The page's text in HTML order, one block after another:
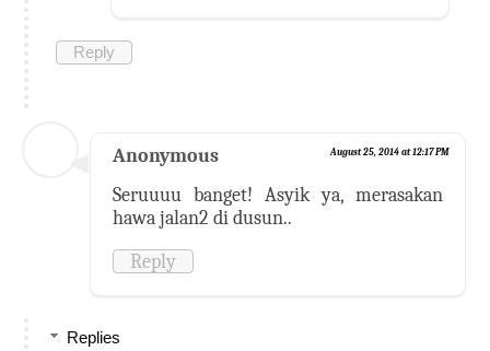
Reply
Anonymous August 25, 2014 at 12:17 PM
Seruuuu banget! Asyik ya, merasakan
hawa jalan2 di dusun..
Reply
Replies